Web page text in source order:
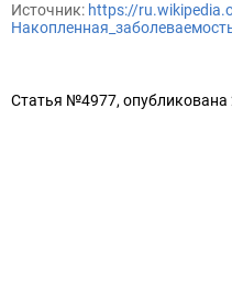
Источник: https://
Статья №4977, опубликована